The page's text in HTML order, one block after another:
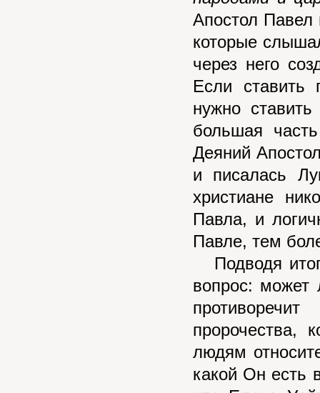
Апостол Павел
которые
через него
Если ставить
нужно
большая
Деяний
и писалась
христиане
Павла, и
Павле, тем
Подводя итог
вопрос: может
пророчества,
людям
какой Он есть